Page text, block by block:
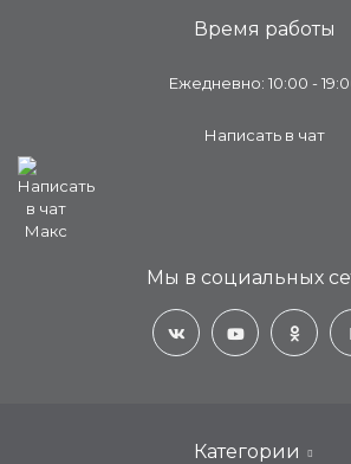
Категории
Время работы
Ежедневно: 10:00 -
Написать в чат
Мы в социальных